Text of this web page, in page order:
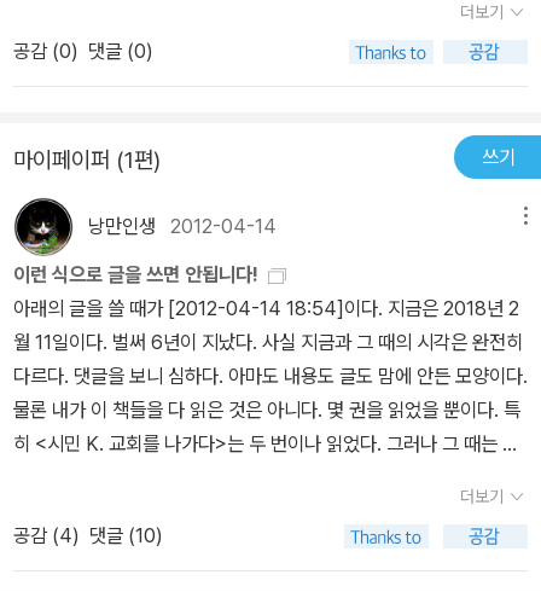
자신의 문제나 사회적 고민을 기독교 적으로 풀수가 없다. 나는 신앙
의 주체가 아니라 언제나 고객이 된 것 같은 느낌이라고나 할께. 그러
다 보니 나는 두개의 페르소나를 갖게되었다. 종교적 열망과 담론속
인과 다를바 없는 담론으로 나의얼굴에 가면을 바꿔가고 있다고 생각
한다.사회인으로써의 고민과 종교인으로써 고민을종합할 수 있는권
리나 종합해야 한다는 의무의 주체가 내가 아니고 교회와 목사다 보
니 다는 자연스레 두개의 세계를 분리하는 것이 내자신에게 정직하다
고 생각했나 보다. 이것은 비단 나만의 문제가 아니라, 세상의 변화속
에서 그 실천적인 맥락에서 벗어나려는 주류 기독교의 시선때문일 것
이다. 이책은 민중신학을 바탕으로 우리사회의 고민과 성경이라는 2
천여년전의 텍스트와의 대화를 모색하고 있다. 민중신학이란 약자의
신학이라고 볼 수 있다. 그 낮은 목소리를 통해서 우리 현실의 부조리
신앙적 실존 양식'을 찾기 위한 시도라고 생각한다.제1부의 가벼운 에
세이들은 아마 저자가 자신이 목회활동을 하는 한백교회에 한 설교들
을 바탕으로 쓰여지지 않았나 생각된다. 소설과 영화를 통해서 신학
더보기
공감 (0) 댓글 (0)
마이페이퍼 (1편) 쓰기
낭만인생 2012-04-14
이런 식으로 글을 쓰면 안됩니다!
아래의 글을 쓸 때가 [2012-04-14 18:54]이다. 지금은 2018년 2
월 11일이다. 벌써 6년이 지났다. 사실 지금과 그 때의 시각은 완전히
다르다. 댓글을 보니 심하다. 아마도 내용도 글도 맘에 안든 모양이다.
물론 내가 이 책들을 다 읽은 것은 아니다. 몇 권을 읽었을 뿐이다. 특
히 <시민 K. 교회를 나가다>는 두 번이나 읽었다. 그러나 그 때는 이
것인지 내가 변질된 것인지는 모르나 하여튼, 글을 지우지 않고 둔다.
이것도 나의 일부가 아닌가. 그런데 지금 읽어보면 내가 이 글을 댓글
을 단다면 욕해 주고 싶은 글이다. 내가 변한 거지.. 확실히... 이런 식
더보기
공감 (4) 댓글 (10)